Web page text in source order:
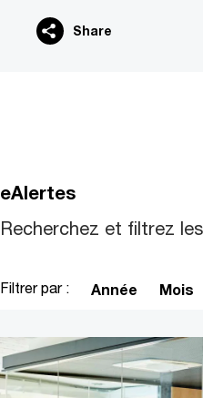
Share
eAlertes
Recherchez et filtrez
Filtrer par : Année Mois